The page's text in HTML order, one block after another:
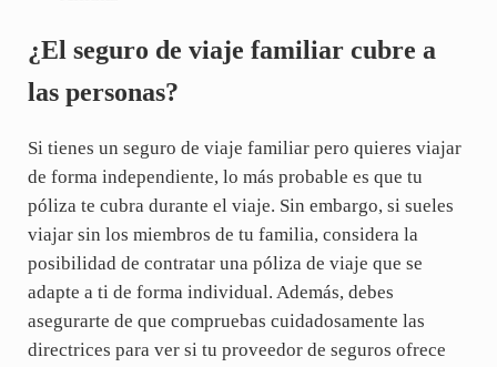
¿El seguro de viaje familiar cubre a
las personas?
Si tienes un seguro de viaje familiar pero quieres viajar
de forma independiente, lo más probable es que tu
póliza te cubra durante el viaje. Sin embargo, si sueles
viajar sin los miembros de tu familia, considera la
posibilidad de contratar una póliza de viaje que se
adapte a ti de forma individual. Además, debes
asegurarte de que compruebas cuidadosamente las
directrices para ver si tu proveedor de seguros ofrece